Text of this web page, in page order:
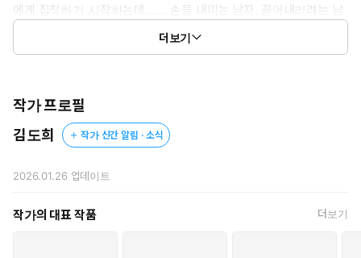
에게 집착하기 시작하는데……. 손을 내미는 남자, 끌어내리려는 남
자. 두 남자 사이에서 그녀는 끝내 누구의 손아귀에 떨어지게 될까.
“하지만… 분명 그게 다는 아니었어.”
지 않았다.
“알려 줘? 버려지기 전에 뭘 해야 하는지?”
더보기
작가 프로필
김도희
작가 신간 알림 · 소식
2026.01.26 업데이트
작가의 대표 작품 더보기